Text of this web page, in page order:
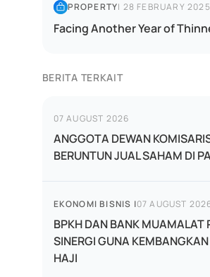
PROPERTY| 28 FEBRUARY 2025
Facing Another Year of
BERITA TERKAIT
07 AUGUST 2026
ANGGOTA DEWAN
BERUNTUN JUAL SAHAM DI
EKONOMI BISNIS |07 AUGUST
BPKH DAN BANK MUAMALAT
SINERGI GUNA
HAJI